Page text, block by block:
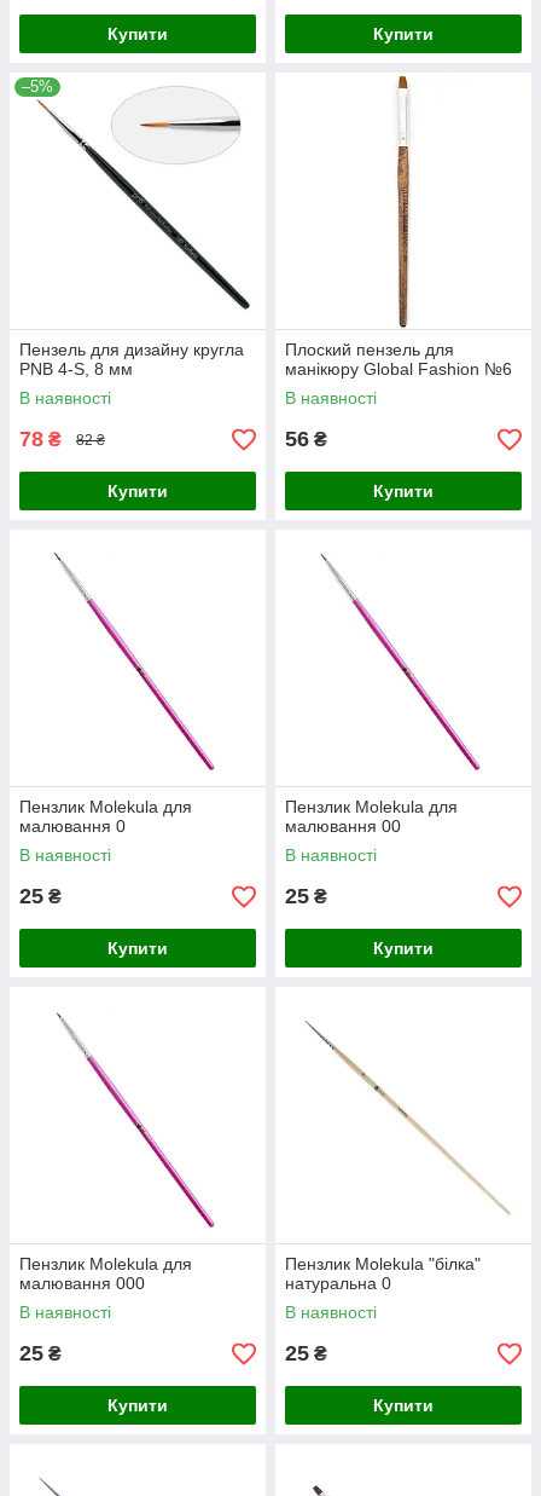
Купити Купити
–5%
Пензель для дизайну кругла
PNB 4-S, 8 мм
В наявності
78 ₴ 82 ₴
Купити
Плоский пензель для
манікюру Global Fashion №6
В наявності
56 ₴
Купити
Пензлик Molekula для
малювання 0
В наявності
25 ₴
Купити
Пензлик Molekula для
малювання 00
В наявності
25 ₴
Купити
Пензлик Molekula для
малювання 000
В наявності
25 ₴
Купити
Пензлик Molekula "білка"
натуральна 0
В наявності
25 ₴
Купити